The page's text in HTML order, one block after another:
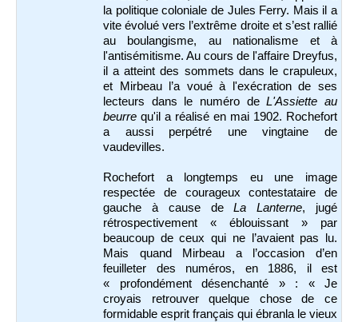
la politique coloniale de Jules Ferry. Mais il a
vite évolué vers l’extrême droite et s’est rallié
au boulangisme, au nationalisme et à
l'antisémitisme. Au cours de l'affaire Dreyfus,
il a atteint des sommets dans le crapuleux,
et Mirbeau l’a voué à l'exécration de ses
lecteurs dans le numéro deL'Assiette au
beurre qu'il a réalisé en mai 1902. Rochefort
a aussi perpétré une vingtaine de
vaudevilles.
Rochefort a longtemps eu une image
respectée de courageux contestataire de
gauche à cause deLa Lanterne, jugé
rétrospectivement « éblouissant » par
beaucoup de ceux qui ne l’avaient pas lu.
Mais quand Mirbeau a l’occasion d’en
feuilleter des numéros, en 1886, il est
« profondément désenchanté » : « Je
croyais retrouver quelque chose de ce
formidable esprit français qui ébranla le vieux